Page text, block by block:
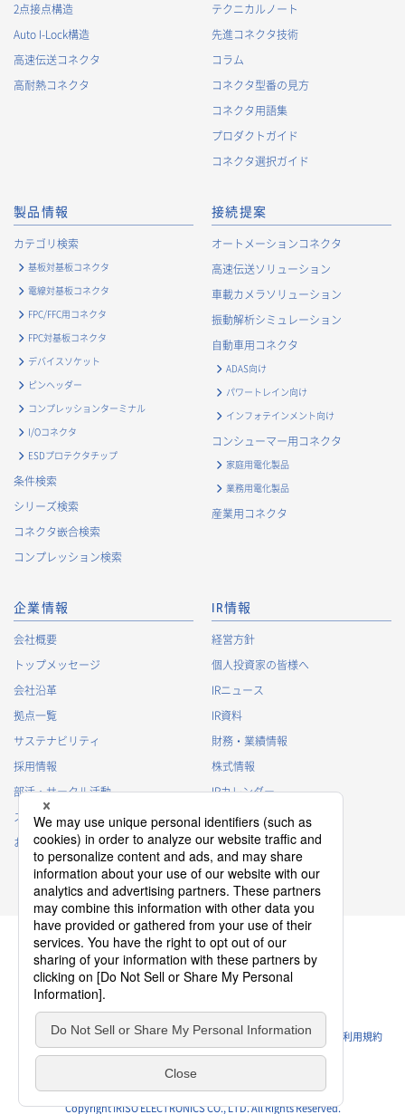
2点接点構造
Auto I-Lock構造
高速伝送コネクタ
高耐熱コネクタ
テクニカルノート
先進コネクタ技術
コラム
コネクタ型番の見方
コネクタ用語集
プロダクトガイド
コネクタ選択ガイド
製品情報
カテゴリ検索
基板対基板コネクタ
電線対基板コネクタ
FPC/FFC用コネクタ
FPC対基板コネクタ
デバイスソケット
ピンヘッダー
コンプレッションターミナル
I/Oコネクタ
ESDプロテクタチップ
条件検索
シリーズ検索
コネクタ嵌合検索
コンプレッション検索
接続提案
オートメーションコネクタ
高速伝送ソリューション
車載カメラソリューション
振動解析シミュレーション
自動車用コネクタ
ADAS向け
パワートレイン向け
インフォテインメント向け
コンシューマー用コネクタ
家庭用電化製品
業務用電化製品
産業用コネクタ
企業情報
会社概要
トップメッセージ
会社沿革
拠点一覧
サステナビリティ
採用情報
部活・サークル活動
スポンサー活動
お問い合わせ
IR情報
経営方針
個人投資家の皆様へ
IRニュース
IR資料
財務・業績情報
株式情報
IRカレンダー
IRに関するよくあるご質問
IRポリシー
免責事項
プライバシーポリシー
クッキーポリシー
ソーシャルメディアポリシー
ウェブサイトのご利用条件 利用規約
Copyright IRISO ELECTRONICS CO., LTD. All Rights Reserved.